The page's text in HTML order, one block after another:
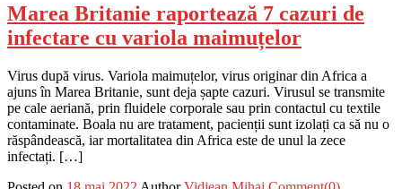
Marea Britanie raportează 7 cazuri de
infectare cu variola maimuțelor
Virus după virus. Variola maimuțelor, virus originar din Africa a
ajuns în Marea Britanie, sunt deja șapte cazuri. Virusul se transmite
pe cale aeriană, prin fluidele corporale sau prin contactul cu textile
contaminate. Boala nu are tratament, pacienții sunt izolați ca să nu o
răspândească, iar mortalitatea din Africa este de unul la zece
infectați. […]